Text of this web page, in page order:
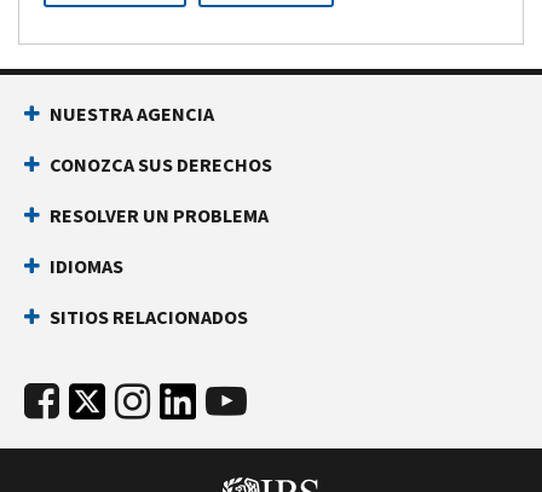
NUESTRA AGENCIA
CONOZCA SUS DERECHOS
RESOLVER UN PROBLEMA
IDIOMAS
SITIOS RELACIONADOS